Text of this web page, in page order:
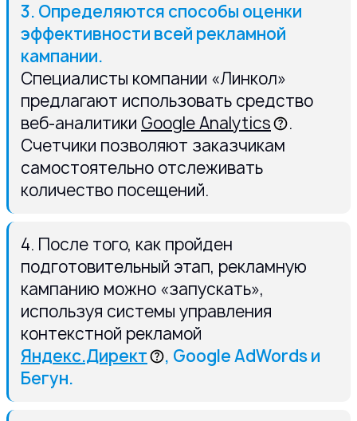
3. Определяются способы оценки
эффективности всей рекламной
кампании.
Специалисты компании «Линкол»
предлагают использовать средство
веб-аналитики Google Analytics
.
Счетчики позволяют заказчикам
самостоятельно отслеживать
количество посещений.
4. После того, как пройден
подготовительный этап, рекламную
кампанию можно «запускать»,
используя системы управления
контекстной рекламой
Яндекс.Директ
, Google AdWords и
Бегун.